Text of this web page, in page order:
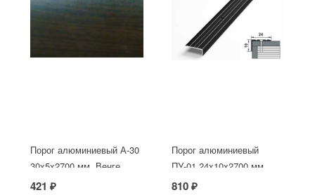
Порог алюминиевый А-30
30х5x2700 мм, Венге
421 ₽
Порог алюминиевый
ПУ-01 24x10x2700 мм,
окрашенный в черный
810 ₽